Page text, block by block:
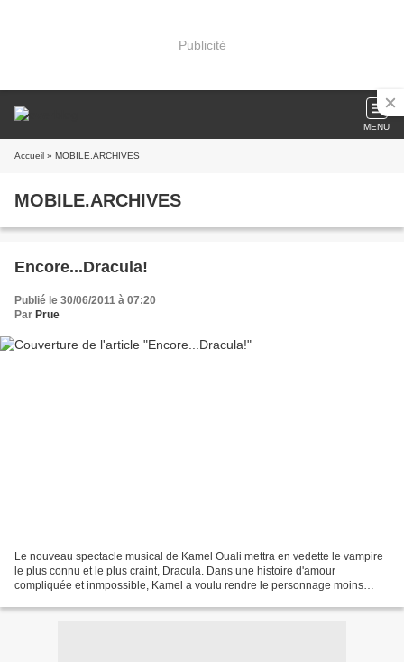
Publicité
MENU
Accueil » MOBILE.ARCHIVES
MOBILE.ARCHIVES
Encore...Dracula!
Publié le 30/06/2011 à 07:20
Par Prue
Le nouveau spectacle musical de Kamel Ouali mettra en vedette le vampire
le plus connu et le plus craint, Dracula. Dans une histoire d'amour
compliquée et inmpossible, Kamel a voulu rendre le personnage moins